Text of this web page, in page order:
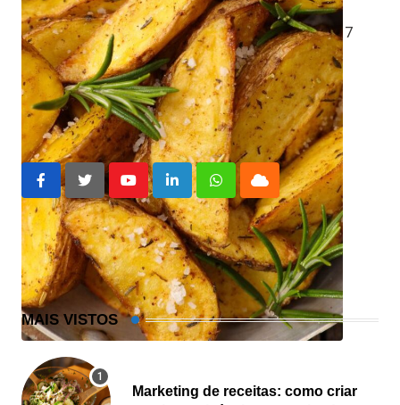
Média da classificação5/ 5. Número de votos:7
batata defumada batata na air fryer
YoutubeLinkedInWhatsappCloud
MAIS VISTOS
Marketing de receitas: como criar